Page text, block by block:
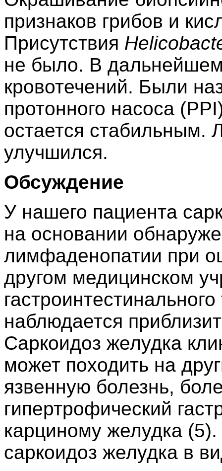
признаков грибов и
Присутствия
не было. В
кровотечений. Были
протонного насоса
остается стабильным.
улучшился.
Обсуждение
У нашего пациента
на основании
лимфаденопатии при
другом медицинском
наблюдается
Саркоидоз желудка
может походить на
язвенную болезнь,
гипертрофический
карциному желудка
саркоидоз желудка в